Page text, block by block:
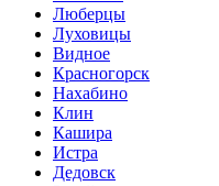
Люберцы
Луховицы
Видное
Красногорск
Нахабино
Клин
Кашира
Истра
Дедовск